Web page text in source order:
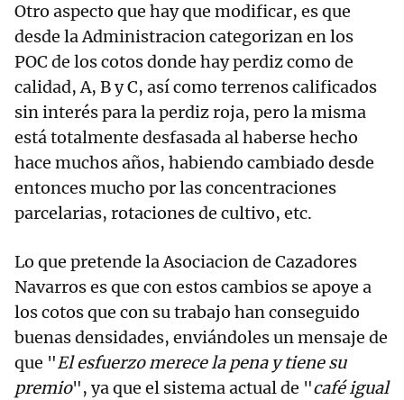
Otro aspecto que hay que modificar, es que
desde la Administracion categorizan en los
POC de los cotos donde hay perdiz como de
calidad, A, B y C, así como terrenos calificados
sin interés para la perdiz roja, pero la misma
está totalmente desfasada al haberse hecho
hace muchos años, habiendo cambiado desde
entonces mucho por las concentraciones
parcelarias, rotaciones de cultivo, etc.
Lo que pretende la Asociacion de Cazadores
Navarros es que con estos cambios se apoye a
los cotos que con su trabajo han conseguido
buenas densidades, enviándoles un mensaje de
que "El esfuerzo merece la pena y tiene su
premio", ya que el sistema actual de "café igual